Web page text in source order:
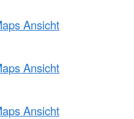
Ansicht
Ansicht
Ansicht